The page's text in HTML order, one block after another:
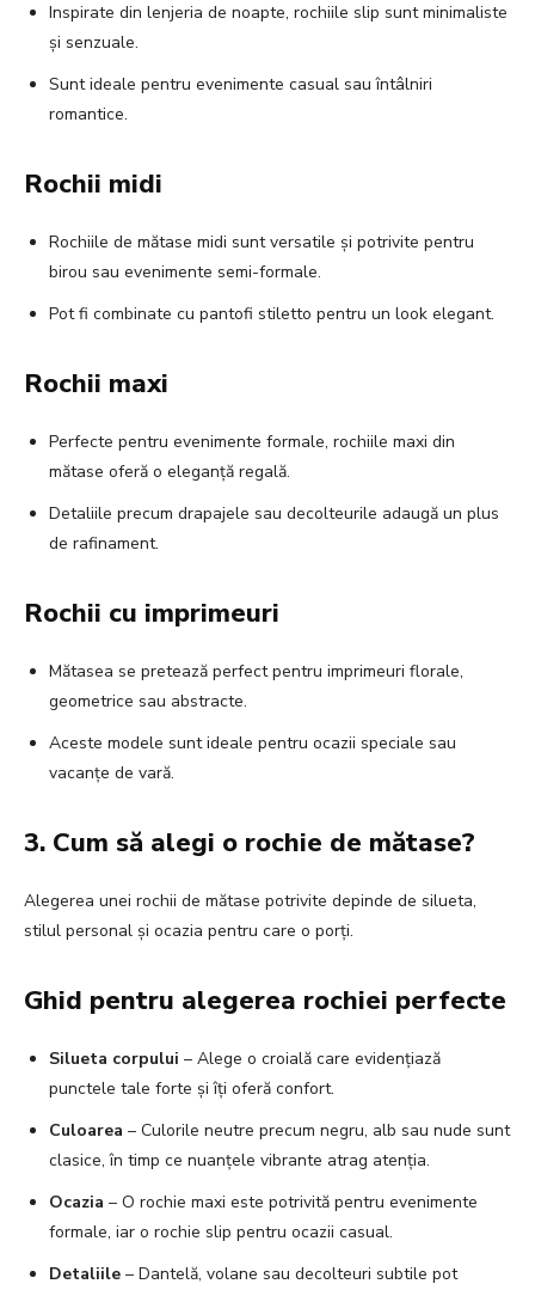
Inspirate din lenjeria de noapte, rochiile slip sunt minimaliste
și senzuale.
Sunt ideale pentru evenimente casual sau întâlniri
romantice.
Rochii midi
Rochiile de mătase midi sunt versatile și potrivite pentru
birou sau evenimente semi-formale.
Pot fi combinate cu pantofi stiletto pentru un look elegant.
Rochii maxi
Perfecte pentru evenimente formale, rochiile maxi din
mătase oferă o eleganță regală.
Detaliile precum drapajele sau decolteurile adaugă un plus
de rafinament.
Rochii cu imprimeuri
Mătasea se pretează perfect pentru imprimeuri florale,
geometrice sau abstracte.
Aceste modele sunt ideale pentru ocazii speciale sau
vacanțe de vară.
3. Cum să alegi o rochie de mătase?
Alegerea unei rochii de mătase potrivite depinde de silueta,
stilul personal și ocazia pentru care o porți.
Ghid pentru alegerea rochiei perfecte
Silueta corpului – Alege o croială care evidențiază
punctele tale forte și îți oferă confort.
Culoarea – Culorile neutre precum negru, alb sau nude sunt
clasice, în timp ce nuanțele vibrante atrag atenția.
Ocazia – O rochie maxi este potrivită pentru evenimente
formale, iar o rochie slip pentru ocazii casual.
Detaliile – Dantelă, volane sau decolteuri subtile pot